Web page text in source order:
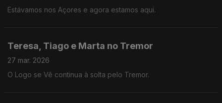
Estávamos nos Açores e agora estamos aqui.
Teresa, Tiago e Marta no Tremor
27 mar. 2026
O Logo se Vê continua à solta pelo Tremor.